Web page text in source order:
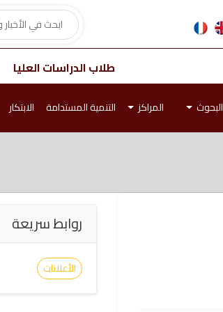
طلاب الدراسات العليا
البحوث المراكز التنمية المستدامة الابتكار
روابط سريعة
الأعلانات